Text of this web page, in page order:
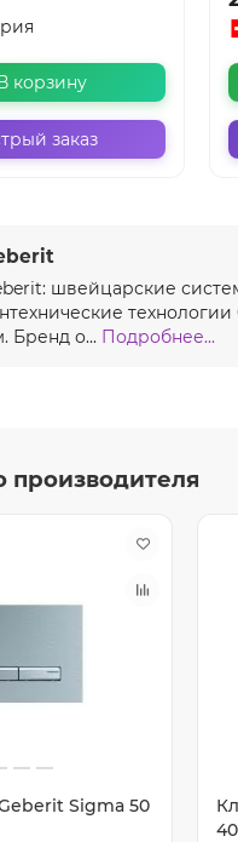
корзину
заказ
швейцарские
Бренд о... Подробнее...
производителя
Sigma 50